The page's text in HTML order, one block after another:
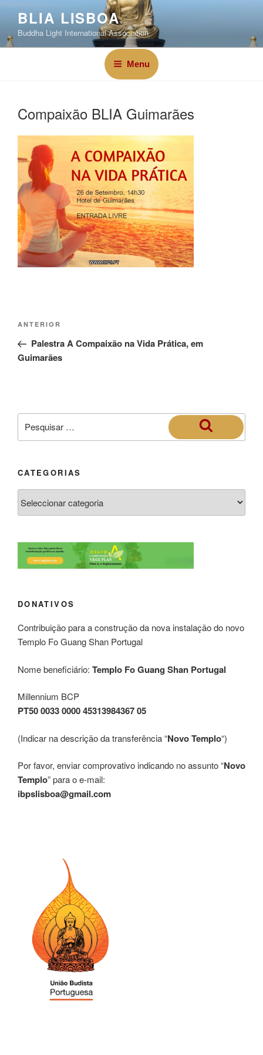
BLIA LISBOA
Buddha Light International Association
Menu
Compaixão BLIA Guimarães
ANTERIOR
Palestra A Compaixão na Vida Prática, em
Guimarães
CATEGORIAS
DONATIVOS
Contribuição para a construção da nova instalação do novo
Templo Fo Guang Shan Portugal
Nome beneficiário: Templo Fo Guang Shan Portugal
Millennium BCP
PT50 0033 0000 45313984367 05
(Indicar na descrição da transferência “Novo Templo“)
Por favor, enviar comprovativo indicando no assunto “Novo
Templo” para o e-mail:
ibpslisboa@gmail.com